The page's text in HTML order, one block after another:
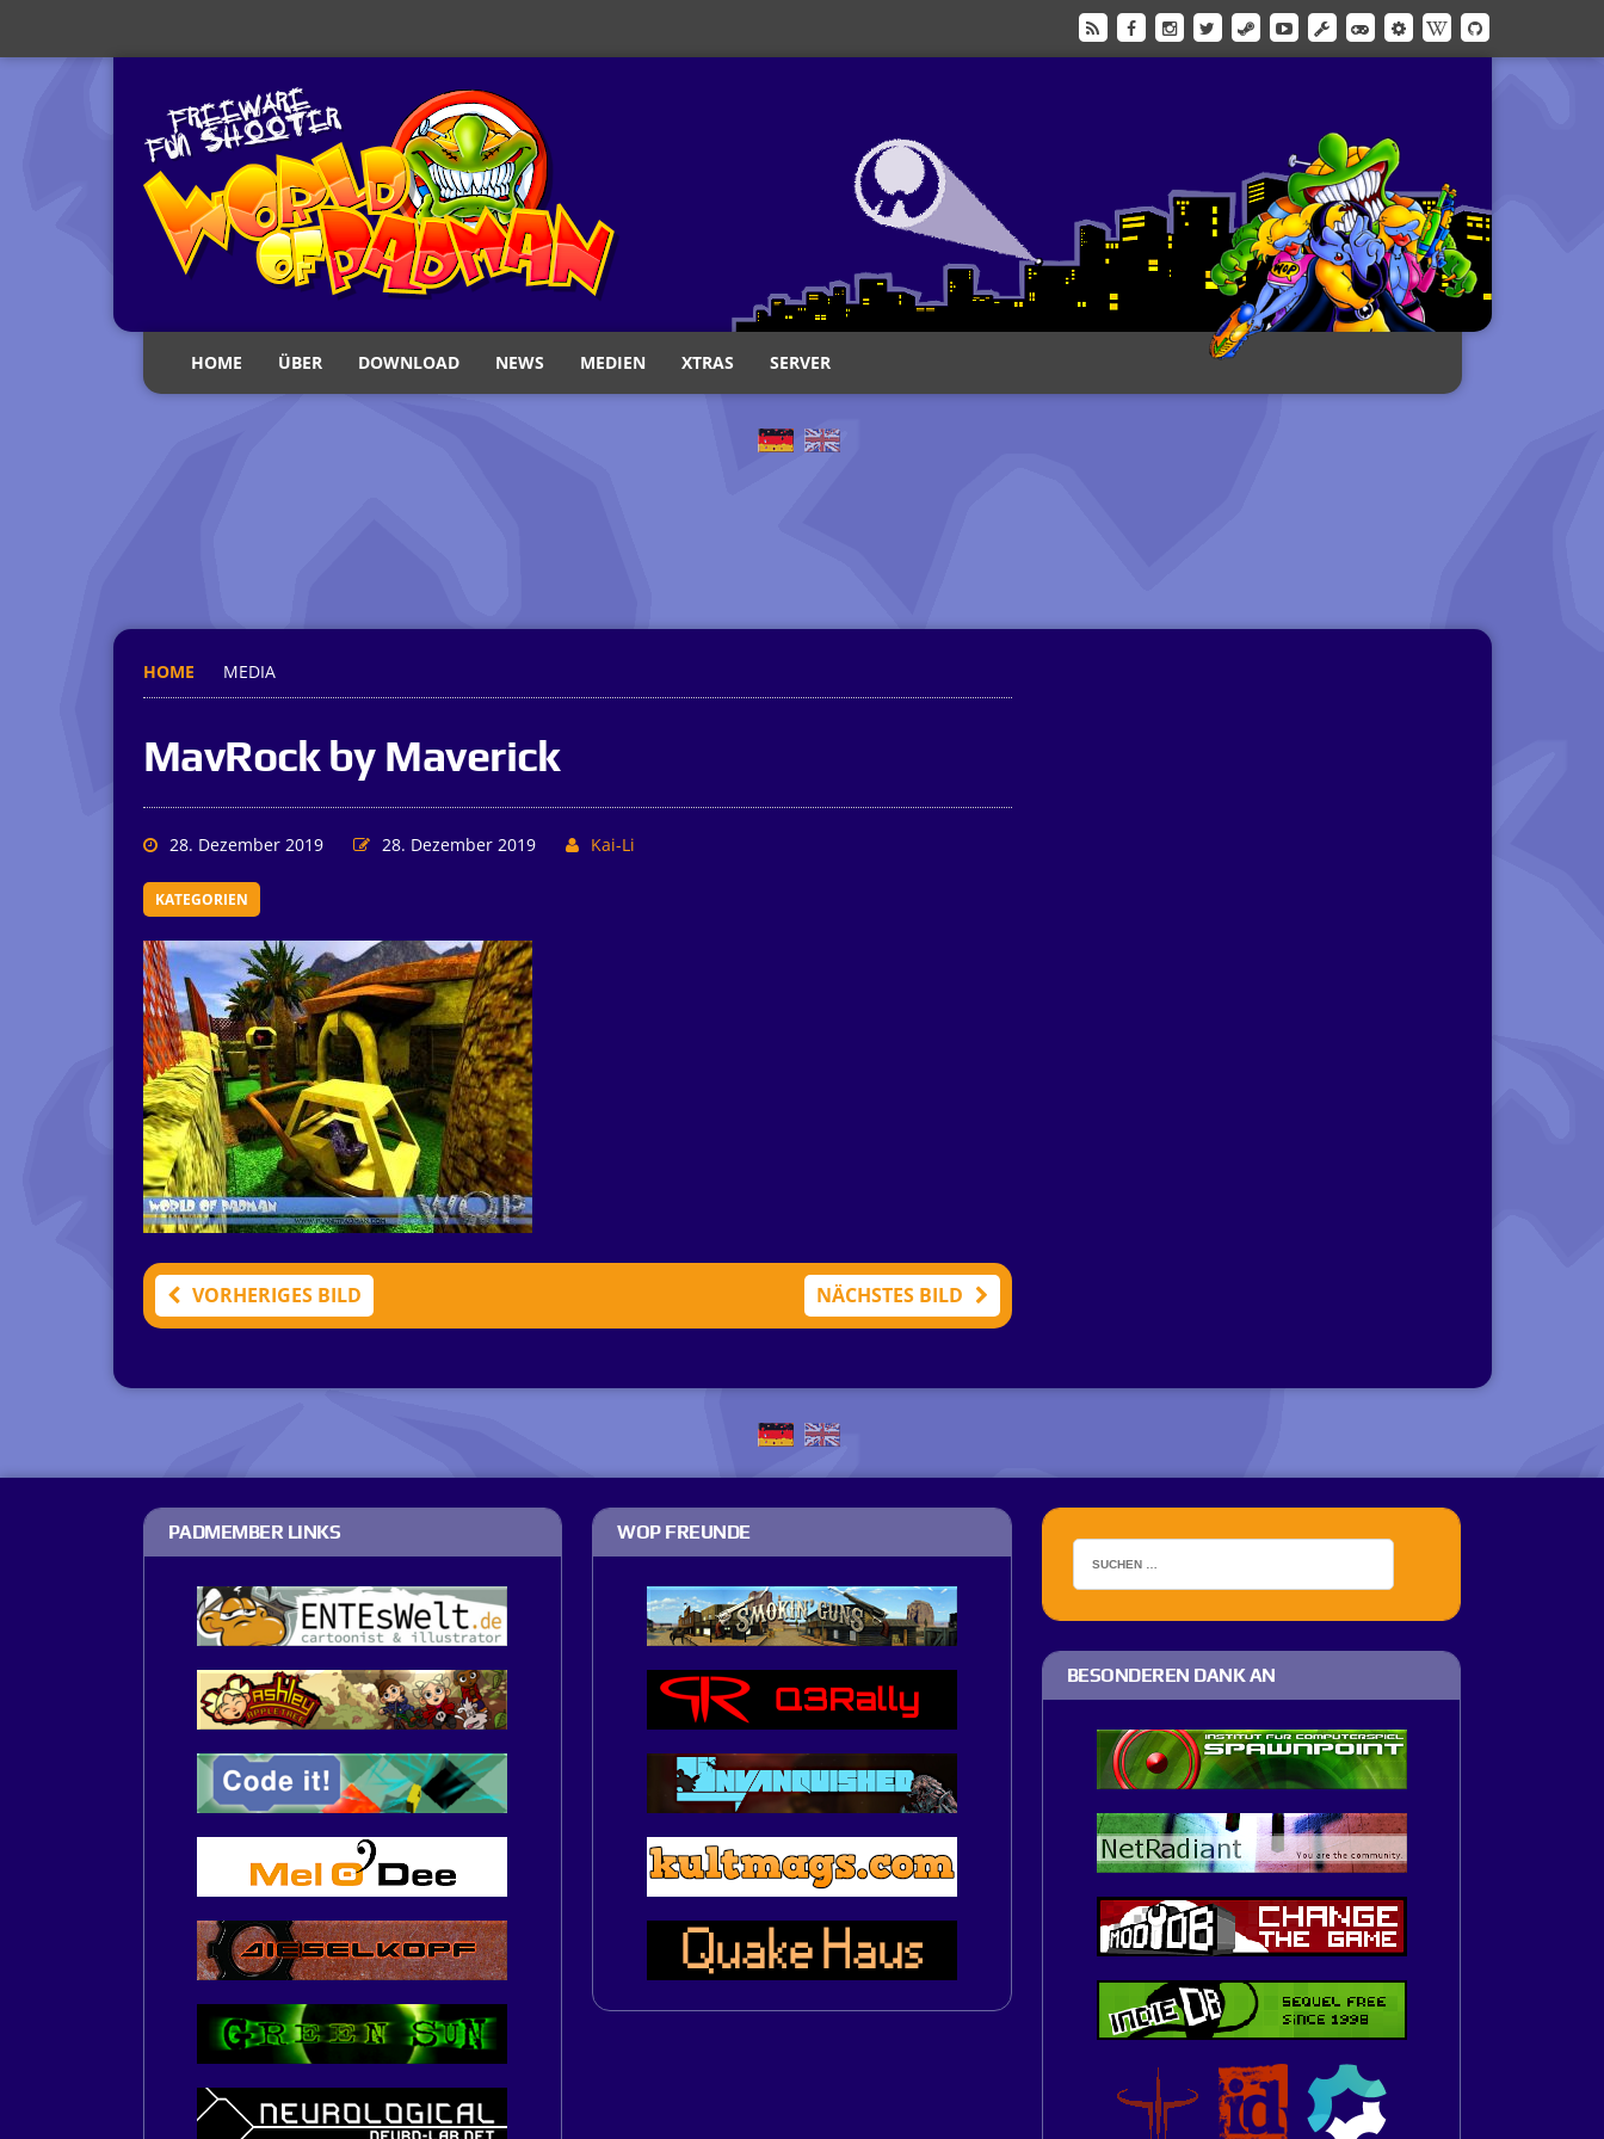
HOME ÜBER DOWNLOAD NEWS MEDIEN XTRAS SERVER
HOME MEDIA
MavRock by Maverick
28. Dezember 2019 28. Dezember 2019 Kai-Li
KATEGORIEN
VORHERIGES BILD NÄCHSTES BILD
PADMEMBER LINKS WOP FREUNDE
BESONDEREN DANK AN